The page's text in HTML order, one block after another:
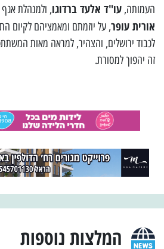
העמותה, עו"ד אלעד ברדוגו, ולמנהלת
אורית עופר, על יוזמתם ומאמציהם לקיום
לכבוד ירושלים, והצהיר, למראה מאות
זה יהפוך למסורת.
המלצות נוספות